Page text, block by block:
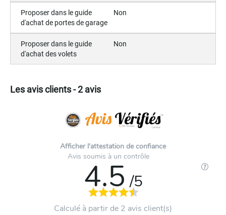
Proposer dans le guide
d'achat de portes de garage
Non
Proposer dans le guide
d'achat des volets
Non
Les avis clients - 2 avis
Afficher l'attestation de confiance
Avis soumis à un contrôle
4.5 /5
Calculé à partir de 2 avis client(s)